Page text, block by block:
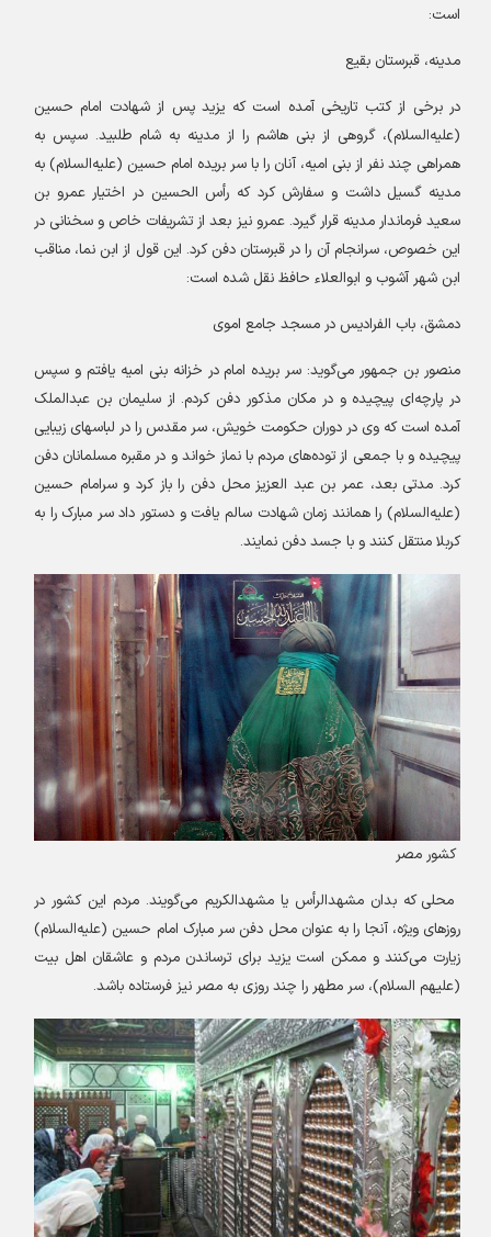
است:
مدینه، قبرستان بقیع
در برخی از کتب تاریخی آمده است که یزید پس از شهادت امام حسین
علیه‌السلام)، گروهی از بنی هاشم را از مدینه به شام طلبید. سپس به
همراهی چند نفر از بنی امیه، آنان را با سر بریده امام حسین (علیه‌السلام) به
مدینه گسیل داشت و سفارش کرد که رأس الحسین در اختیار عمرو بن
سعید فرماندار مدینه قرار گیرد. عمرو نیز بعد از تشریفات خاص و سخنانی در
این خصوص، سرانجام آن را در قبرستان دفن کرد. این قول از ابن نما، مناقب
ابن شهر آشوب و ابوالعلاء حافظ نقل شده است:
دمشق، باب الفرادیس در مسجد جامع اموی
منصور بن جمهور می‌گوید: سر بریده امام در خزانه بنی امیه یافتم و سپس
در پارچه‌ای پیچیده و در مکان مذکور دفن کردم. از سلیمان بن عبدالملک
آمده است که وی در دوران حکومت خویش، سر مقدس را در لباسهای زیبایی
پیچیده و با جمعی از توده‌های مردم با نماز خواند و در مقبره مسلمانان دفن
کرد. مدتی بعد، عمر بن عبد العزیز محل دفن را باز کرد و سرامام حسین
(علیه‌السلام) را همانند زمان شهادت سالم یافت و دستور داد سر مبارک را به
کربلا منتقل کنند و با جسد دفن نمایند.
کشور مصر
محلی که بدان مشهدالرأس یا مشهدالکریم می‌گویند. مردم این کشور در
روزهای ویژه، آنجا را به عنوان محل دفن سر مبارک امام حسین (علیه‌السلام)
زیارت می‌کنند و ممکن است یزید برای ترساندن مردم و عاشقان اهل بیت
(علیهم السلام)، سر مطهر را چند روزی به مصر نیز فرستاده باشد.